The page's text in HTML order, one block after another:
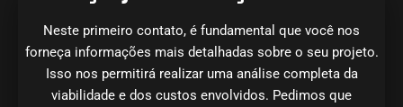
Neste primeiro contato, é fundamental que você nos
forneça informações mais detalhadas sobre o seu projeto.
Isso nos permitirá realizar uma análise completa da
viabilidade e dos custos envolvidos. Pedimos que